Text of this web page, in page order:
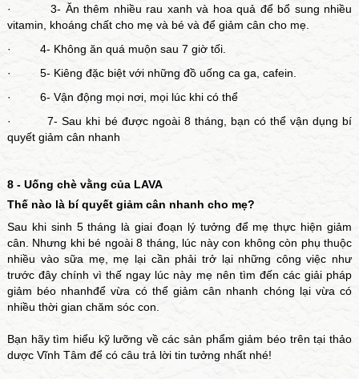
· 3- Ăn thêm nhiều rau xanh và hoa quả để bổ sung nhiều
vitamin, khoáng chất cho mẹ và bé và để giảm cân cho mẹ.
· 4- Không ăn quá muộn sau 7 giờ tối.
· 5- Kiêng đặc biệt với những đồ uống ca ga, cafein.
· 6- Vận động mọi nơi, mọi lúc khi có thể
· 7- Sau khi bé được ngoài 8 tháng, bạn có thể vận dụng bí
quyết giảm cân nhanh
8 - Uống chè vằng của LAVA
Thế nào là bí quyết giảm cân nhanh cho mẹ?
Sau khi sinh 5 tháng là giai đoạn lý tưởng để mẹ thực hiện giảm
cân. Nhưng khi bé ngoài 8 tháng, lúc này con không còn phụ thuộc
nhiều vào sữa mẹ, mẹ lại cần phải trở lại những công việc như
trước đây chính vì thế ngay lúc này mẹ nên tìm đến các giải pháp
giảm béo nhanhđể vừa có thể giảm cân nhanh chóng lại vừa có
nhiều thời gian chăm sóc con.
Bạn hãy tìm hiểu kỹ lưỡng về các sản phẩm giảm béo trên tại thảo
dược Vĩnh Tâm để có câu trả lời tin tưởng nhất nhé!